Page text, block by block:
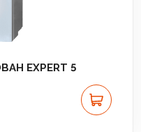
EXPERT 5